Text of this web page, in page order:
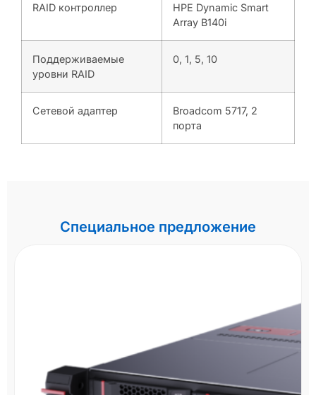
RAID контроллер
HPE Dynamic Smart
Array B140i
Поддерживаемые
уровни RAID
0, 1, 5, 10
Сетевой адаптер
Broadcom 5717, 2
порта
Специальное предложение